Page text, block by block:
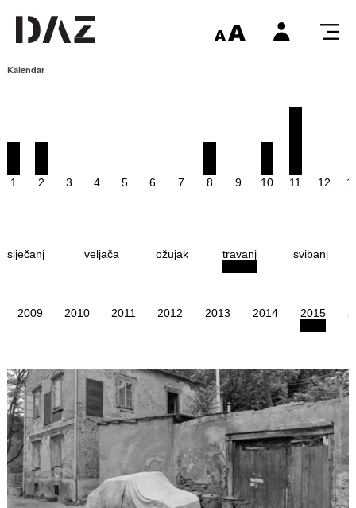
Kalendar
1 2 3 4 5 6 7 8 9 10 11 12
siječanj veljača ožujak travanj svibanj
2009 2010 2011 2012 2013 2014 2015